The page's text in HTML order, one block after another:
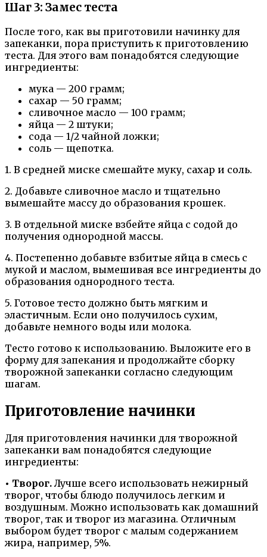
Шаг 3: Замес теста
После того, как вы приготовили начинку для
запеканки, пора приступить к приготовлению
теста. Для этого вам понадобятся следующие
ингредиенты:
мука — 200 грамм;
сахар — 50 грамм;
сливочное масло — 100 грамм;
яйца — 2 штуки;
сода — 1/2 чайной ложки;
соль — щепотка.
1. В средней миске смешайте муку, сахар и соль.
2. Добавьте сливочное масло и тщательно
вымешайте массу до образования крошек.
3. В отдельной миске взбейте яйца с содой до
получения однородной массы.
4. Постепенно добавьте взбитые яйца в смесь с
мукой и маслом, вымешивая все ингредиенты до
образования однородного теста.
5. Готовое тесто должно быть мягким и
эластичным. Если оно получилось сухим,
добавьте немного воды или молока.
Тесто готово к использованию. Выложите его в
форму для запекания и продолжайте сборку
творожной запеканки согласно следующим
шагам.
Приготовление начинки
Для приготовления начинки для творожной
запеканки вам понадобятся следующие
ингредиенты:
• Творог. Лучше всего использовать нежирный
творог, чтобы блюдо получилось легким и
воздушным. Можно использовать как домашний
творог, так и творог из магазина. Отличным
выбором будет творог с малым содержанием
жира, например, 5%.